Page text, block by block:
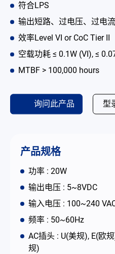
符合LPS
输出短路、过电压、过电
效率Level VI or CoC Tier II
空载功耗 ≤ 0.1W (VI), ≤
MTBF > 100,000 hours
询问此产品 型
产品规格
功率 : 20W
输出电压 : 5~8VDC
输入电压 : 100~240
频率 : 50~60Hz
AC插头 : U(美规), E(欧
规)
CRPS 电源
解决方案
为何选择翌胜
公司简介
联络我们
简体中文